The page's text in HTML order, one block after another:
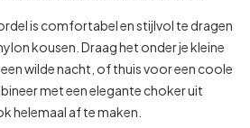
is comfortabel en stijlvol te dragen
kousen. Draag het onder je kleine
wilde nacht, of thuis voor een coole
met een elegante choker uit
helemaal af te maken.